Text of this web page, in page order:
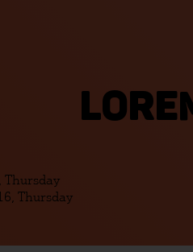
Thursday
Thursday